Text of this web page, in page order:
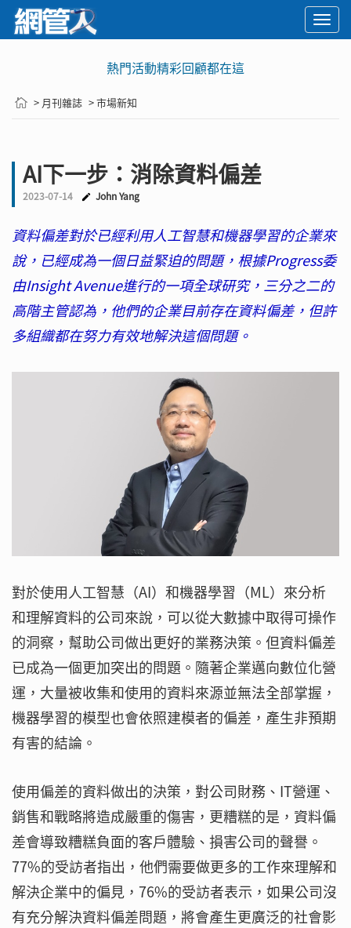
熱門活動精彩回顧都在這
> 月刊雜誌 > 市場新知
AI下一步：消除資料偏差
2023-07-14 John Yang
資料偏差對於已經利用人工智慧和機器學習的企業來
說，已經成為一個日益緊迫的問題，根據Progress委
由Insight Avenue進行的一項全球研究，三分之二的
高階主管認為，他們的企業目前存在資料偏差，但許
多組織都在努力有效地解決這個問題。
對於使用人工智慧（AI）和機器學習（ML）來分析
和理解資料的公司來說，可以從大數據中取得可操作
的洞察，幫助公司做出更好的業務決策。但資料偏差
已成為一個更加突出的問題。隨著企業邁向數位化營
運，大量被收集和使用的資料來源並無法全部掌握，
機器學習的模型也會依照建模者的偏差，產生非預期
有害的結論。
使用偏差的資料做出的決策，對公司財務、IT營運、
銷售和戰略將造成嚴重的傷害，更糟糕的是，資料偏
差會導致糟糕負面的客戶體驗、損害公司的聲譽。
77%的受訪者指出，他們需要做更多的工作來理解和
解決企業中的偏見，76%的受訪者表示，如果公司沒
有充分解決資料偏差問題，將會產生更廣泛的社會影